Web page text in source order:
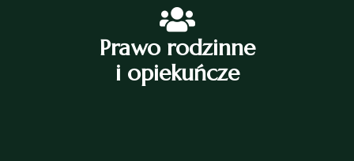
Prawo rodzinne
i opiekuńcze